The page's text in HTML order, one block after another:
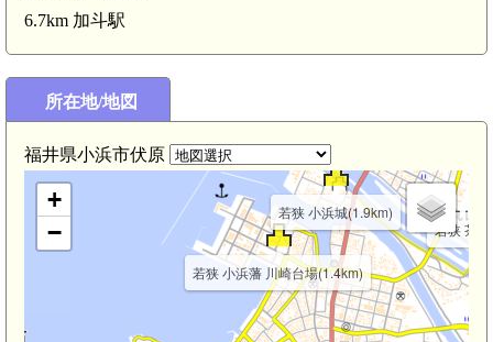
6.7km 加斗駅
所在地/地図
福井県小浜市伏原
若狭 小浜藩 川崎台場(1.4km)
若狭 小浜城(1.9km)
若狭 茶
+
−